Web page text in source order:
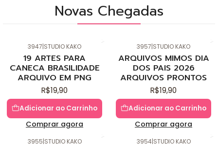
Novas Chegadas
3947|STUDIO KAKO
19 ARTES PARA
CANECA BRASILIDADE
ARQUIVO EM PNG
R$19,90
Adicionar ao Carrinho
Comprar agora
3957|STUDIO KAKO
ARQUIVOS MIMOS DIA
DOS PAIS 2026
ARQUIVOS PRONTOS
R$19,90
Adicionar ao Carrinho
Comprar agora
3955|STUDIO KAKO 3954|STUDIO KAKO